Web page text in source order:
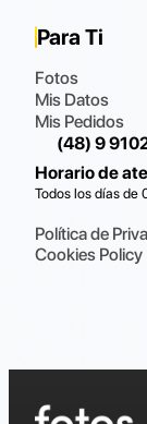
Para Ti
Fotos
Mis Datos
Mis Pedidos
(48) 9
Horario de
Todos los días de
Política de
Cookies Policy